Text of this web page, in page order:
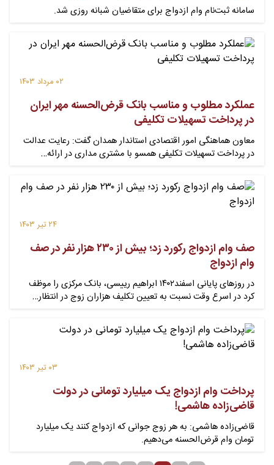
سامانه ثبت‌نام وام ازدواج برای متقاضیان شبانه روزی شد.
۰۲ مرداد ۱۴۰۳
عملکرد مطلوب و مناسب بانک قرض‌الحسنه مهر ایران
در پرداخت تسهیلات تکلیفی
​معاون هماهنگی امور اقتصادی استاندار همدان گفت: رعایت عدالت
در پرداخت تسهیلات تکلیفی همسو با مشتری مداری در ارائه…
۲۴ تیر ۱۴۰۳
صف وام ازدواج رکورد زد؛ بیش از ۲۳۰ هزار نفر در صف
وام ازدواج
در روزهای پایانی اسفند۱۴۰۲ ابراهیم رییسی، بانک مرکزی را موظف
کرد در اسرع وقت نسبت به تعیین تکلیف هزاران زوج در انتظار…
۰۳ تیر ۱۴۰۳
پرداخت وام ازدواج یک میلیارد تومانی در دولت
قاضی‌زاده هاشمی!
قاضی‌زاده هاشمی: به هر زوج جوانی که ازدواج کنند یک میلیارد
تومان وام قرض‌الحسنه می‌دهیم.